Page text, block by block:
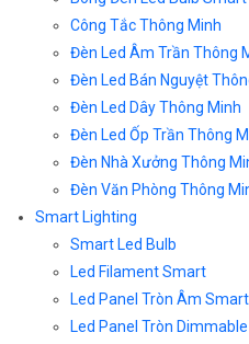
Công Tắc Thông Minh
Đèn Led Âm Trần Thông
Đèn Led Bán Nguyệt
Đèn Led Dây Thông Minh
Đèn Led Ốp Trần Thông
Đèn Nhà Xưởng Thông
Đèn Văn Phòng Thông
Smart Lighting
Smart Led Bulb
Led Filament Smart
Led Panel Tròn Âm Smart
Led Panel Tròn